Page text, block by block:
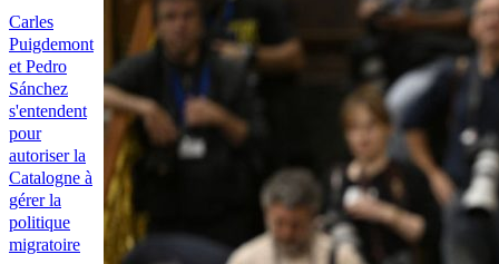
Carles
Puigdemont
et Pedro
Sánchez
s'entendent
pour
autoriser la
Catalogne à
gérer la
politique
migratoire